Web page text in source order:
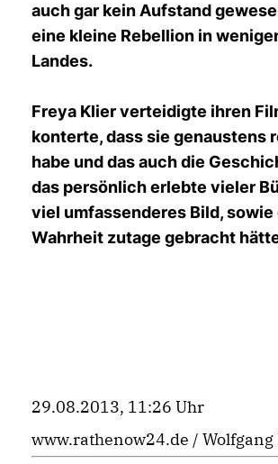
auch gar kein Aufstand
eine kleine Rebellion in
Landes.
Freya Klier verteidigte ihren
konterte, dass sie genaustens
habe und das auch die
das persönlich erlebte vieler
viel umfassenderes Bild, sowie
Wahrheit zutage gebracht
29.08.2013, 11:26 Uhr
www.rathenow24.de / Wolfgang